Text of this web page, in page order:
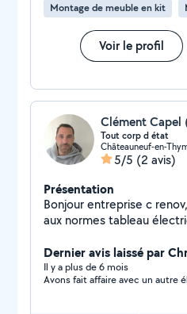
Montage de meuble en kit
Voir le profil
Clément Capel
Tout corp d état
5/5 (2 avis)
Présentation
Bonjour entreprise c
aux normes tableau
revêtement de sol
dressing, menuiserie
Dernier avis laissé par
Il y a plus de 6 mois
Avons fait affaire avec un autre